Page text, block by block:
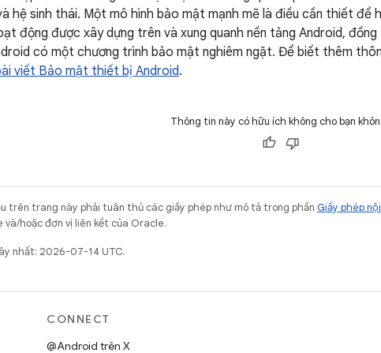
hệ sinh thái. Một mô hình bảo mật mạnh mẽ là điều cần thiết
động được xây dựng trên và xung quanh nền tảng Android,
có một chương trình bảo mật nghiêm ngặt. Để biết thêm
viết Bảo mật thiết bị Android.
Thông tin này có hữu ích không cho bạn
trên trang này phải tuân thủ các giấy phép như mô tả trong phần Giấy phép
và/hoặc đơn vị liên kết của Oracle.
nhất: 2026-07-14 UTC.
CONNECT
@Android trên X